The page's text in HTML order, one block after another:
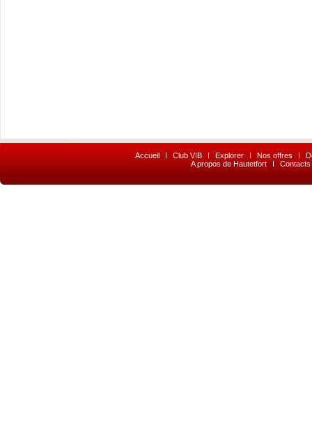
Accueil I Club VIB I Explorer I Nos offres I
A propos de Hautetfort
I Contacts